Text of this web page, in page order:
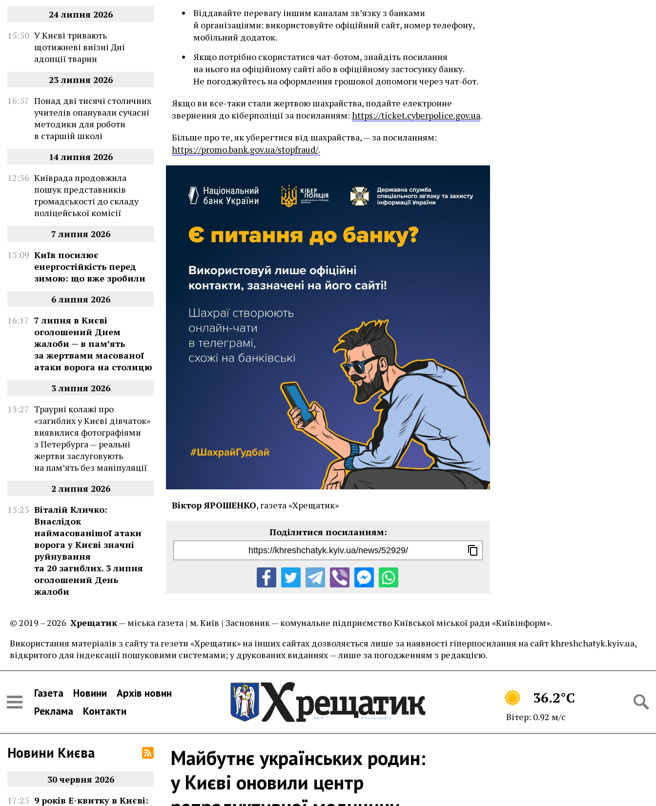
24 липня 2026
15:50 У Києві тривають
щотижневі виїзні Дні
адопції тварин
23 липня 2026
16:57 Понад дві тисячі столичних
учителів опанували сучасні
методики для роботи
в старшій школі
14 липня 2026
12:36 Київрада продовжила
пошук представників
громадськості до складу
поліцейської комісії
7 липня 2026
15:09 Київ посилює
енергостійкість перед
зимою: що вже зробили
6 липня 2026
16:17 7 липня в Києві
оголошений Днем
жалоби — в памʼять
за жертвами масованої
атаки ворога на столицю
3 липня 2026
13:27 Траурні колажі про
«загиблих у Києві дівчаток»
виявилися фотографіями
з Петербурга — реальні
жертви заслуговують
на пам’ять без маніпуляції
2 липня 2026
15:25 Віталій Кличко:
Внаслідок
наймасованішої атаки
ворога у Києві значні
руйнування
та 20 загиблих. 3 липня
оголошений День
жалоби
Віддавайте перевагу іншим каналам зв’язку з банками
й організаціями: використовуйте офіційний сайт, номер телефону,
мобільний додаток.
Якщо потрібно скористатися чат-ботом, знайдіть посилання
на нього на офіційному сайті або в офіційному застосунку банку.
Не погоджуйтесь на оформлення грошової допомоги через чат-бот.
Якщо ви все-таки стали жертвою шахрайства, подайте електронне
звернення до кіберполіції за посиланням: https://ticket.cyberpolice.gov.ua.
Більше про те, як уберегтися від шахрайства, — за посиланням:
https://promo.bank.gov.ua/stopfraud/.
Віктор ЯРОШЕНКО, газета «Хрещатик»
© 2019 – 2026 Хрещатик— міська газета | м. Київ | Засновник — комунальне підприємство Київської міської ради «Київінформ».
Використання матеріалів з сайту та гезети «Хрещатик» на інших сайтах дозволяється лише за наявності гіперпосилання на сайт khreshchatyk.kyiv.ua,
відкритого для індексації пошуковими системами; у друкованих виданнях — лише за погодженням з редакцією.
Газета Новини
Архів новин
Реклама
Контакти
36.2°C
Вітер: 0.92 м/с
Новини Києва
30 червня 2026
17:25 9 років Е-квитку в Києві:
Майбутнє українських родин:
у Києві оновили центр